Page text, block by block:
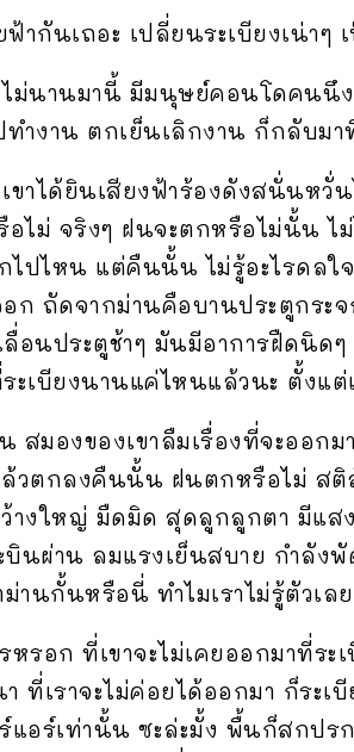
ากันเถอะ เปลี่ยนระเบียงเน่า
ม่นานมานี้ มีมนุษย์คอนโดคนนึ
ทำงาน ตกเย็นเลิกงาน ก็กลับ
ขาได้ยินเสียงฟ้าร้องดังสนั่นหวั่
ไม่ จริงๆ ฝนจะตกหรือไม่นั้น ไ
ไปไหน แต่คืนนั้น ไม่รู้อะไรดลใ
ก ถัดจากม่านคือบานประตูกระ
อนประตูช้าๆ มันมีอาการฝืดนิด
ะเบียงนานแค่ไหนแล้วนะ ตั้งแ
สมองของเขาลืมเรื่องที่จะออก
ล้วตกลงคืนนั้น ฝนตกหรือไม่ ส
างใหญ่ มืดมิด สุดลูกลูกตา มีแส
นผ่าน ลมแรงเย็นสบาย กำลังพั
านกั้นหรือนี่ ทำไมเราไม่รู้ตัวเล
หรอก ที่เขาจะไม่เคยออกมาที่ระ
ที่เราจะไม่ค่อยได้ออกมา ก็ระ
แอร์เท่านั้น ซะล่ะมั้ง พื้นก็สกปรก